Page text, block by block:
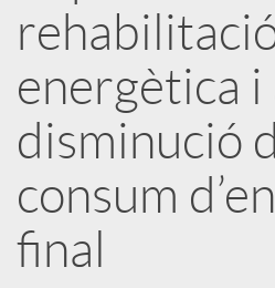
r
t
i
r
energètica i
disminució
consum
final